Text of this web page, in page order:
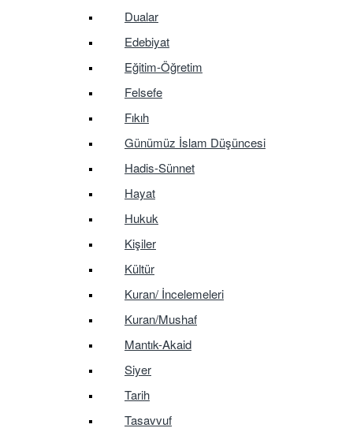
Dualar
Edebiyat
Eğitim-Öğretim
Felsefe
Fıkıh
Günümüz İslam Düşüncesi
Hadis-Sünnet
Hayat
Hukuk
Kişiler
Kültür
Kuran/ İncelemeleri
Kuran/Mushaf
Mantık-Akaid
Siyer
Tarih
Tasavvuf